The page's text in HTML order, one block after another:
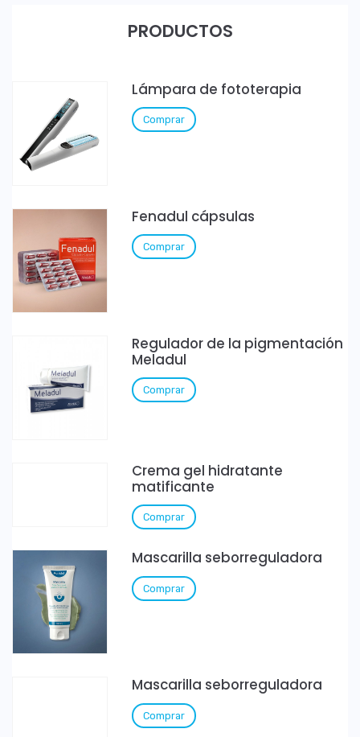
PRODUCTOS
Lámpara de fototerapia
Comprar
Fenadul cápsulas
Comprar
Regulador de la pigmentación
Meladul
Comprar
Crema gel hidratante
matificante
Comprar
Mascarilla seborreguladora
Comprar
Mascarilla seborreguladora
Comprar